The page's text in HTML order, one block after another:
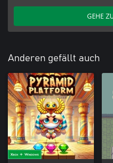
GEHE
Anderen gefällt auch